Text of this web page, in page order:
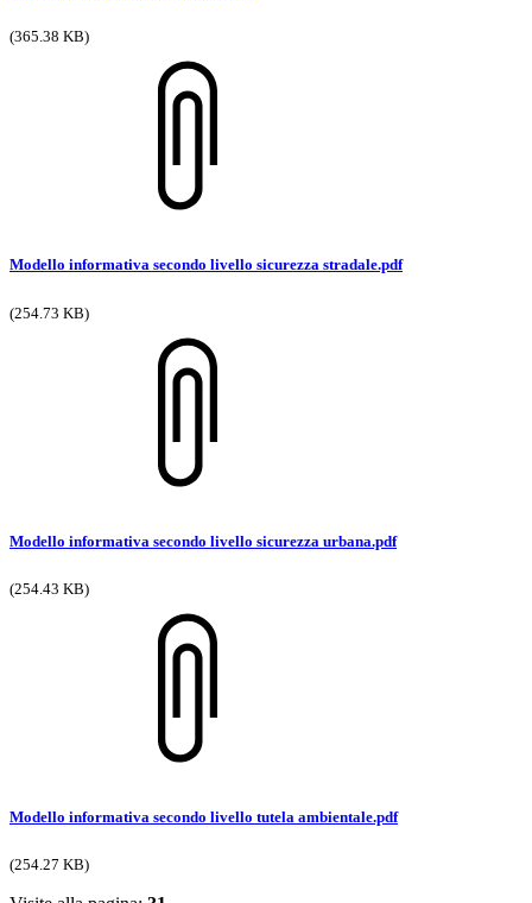
(365.38 KB)
Modello informativa secondo livello sicurezza stradale.pdf
(254.73 KB)
Modello informativa secondo livello sicurezza urbana.pdf
(254.43 KB)
Modello informativa secondo livello tutela ambientale.pdf
(254.27 KB)